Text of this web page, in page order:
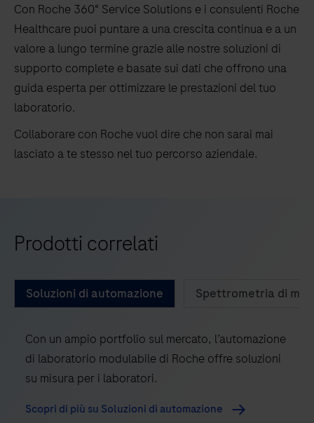
Con Roche 360° Service Solutions e i consulenti Roche
Healthcare puoi puntare a una crescita continua e a un
valore a lungo termine grazie alle nostre soluzioni di
supporto complete e basate sui dati che offrono una
guida esperta per ottimizzare le prestazioni del tuo
laboratorio.
Collaborare con Roche vuol dire che non sarai mai
lasciato a te stesso nel tuo percorso aziendale.
Prodotti correlati
Soluzioni di automazione Spettrometria di
Con un ampio portfolio sul mercato, l’automazione
di laboratorio modulabile di Roche offre soluzioni
su misura per i laboratori.
Scopri di più su Soluzioni di automazione